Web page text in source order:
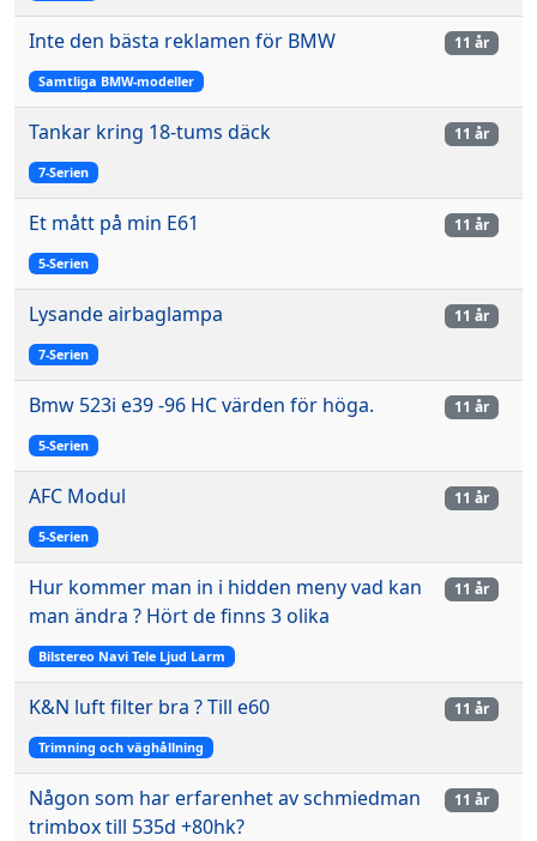
Inte den bästa reklamen för BMW
Samtliga BMW-modeller
11 år
Tankar kring 18-tums däck
7-Serien
11 år
Et mått på min E61
5-Serien
11 år
Lysande airbaglampa
7-Serien
11 år
Bmw 523i e39 -96 HC värden för höga.
5-Serien
11 år
AFC Modul
5-Serien
11 år
Hur kommer man in i hidden meny vad kan
man ändra ? Hört de finns 3 olika
Bilstereo Navi Tele Ljud Larm
11 år
K&N luft filter bra ? Till e60
Trimning och väghållning
11 år
Någon som har erfarenhet av schmiedman
trimbox till 535d +80hk?
11 år